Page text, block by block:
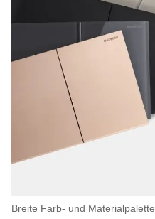
Breite Farb- und Materialpalette